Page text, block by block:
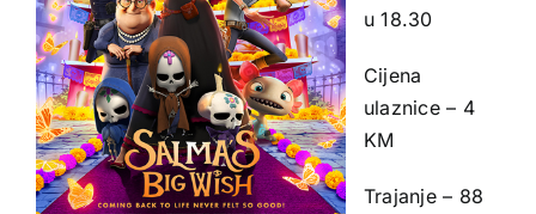
u 18.30
Cijena
ulaznice – 4
KM
Trajanje – 88